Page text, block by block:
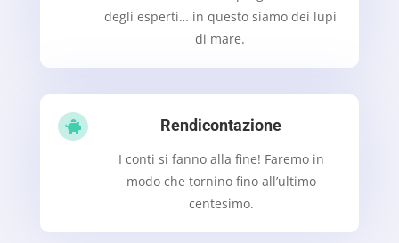
degli esperti… in questo siamo dei lupi
di mare.
 Rendicontazione
I conti si fanno alla fine! Faremo in
modo che tornino fino all’ultimo
centesimo.